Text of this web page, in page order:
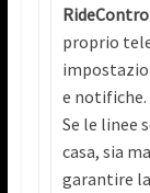
proprio
e notifiche.
Se le linee
casa, sia
garantire